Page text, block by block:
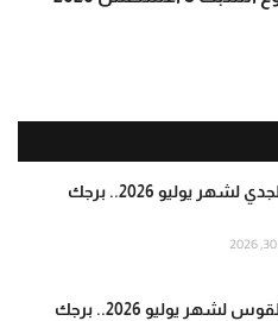
توقعات برج الجدي لشهر يوليو 2026.. برجك
توقعات برج القوس لشهر يوليو 2026.. برجك